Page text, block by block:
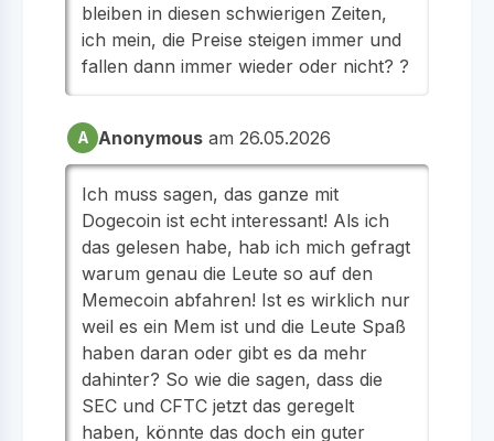
bleiben in diesen schwierigen Zeiten,
ich mein, die Preise steigen immer und
fallen dann immer wieder oder nicht? ?
A Anonymous am 26.05.2026
Ich muss sagen, das ganze mit
Dogecoin ist echt interessant! Als ich
das gelesen habe, hab ich mich gefragt
warum genau die Leute so auf den
Memecoin abfahren! Ist es wirklich nur
weil es ein Mem ist und die Leute Spaß
haben daran oder gibt es da mehr
dahinter? So wie die sagen, dass die
SEC und CFTC jetzt das geregelt
haben, könnte das doch ein guter